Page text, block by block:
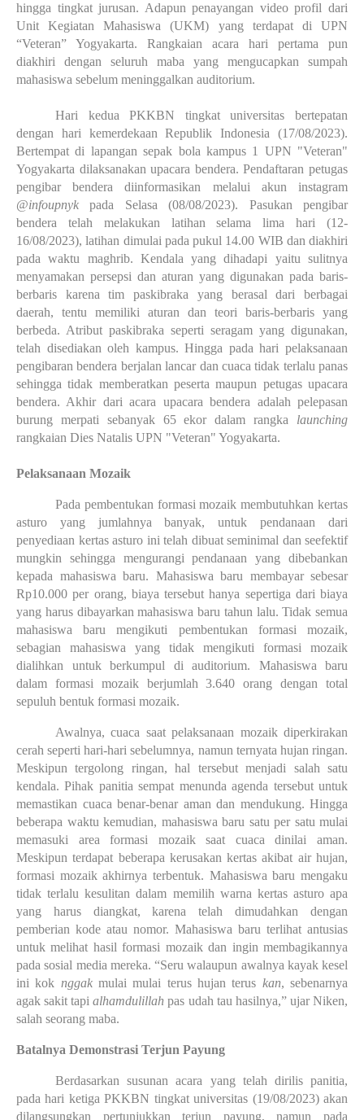
hingga tingkat jurusan. Adapun penayangan video profil dari
Unit Kegiatan Mahasiswa (UKM) yang terdapat di UPN
“Veteran” Yogyakarta. Rangkaian acara hari pertama pun
diakhiri dengan seluruh maba yang mengucapkan sumpah
mahasiswa sebelum meninggalkan auditorium.
Hari kedua PKKBN tingkat universitas bertepatan
dengan hari kemerdekaan Republik Indonesia (17/08/2023).
Bertempat di lapangan sepak bola kampus 1 UPN "Veteran"
Yogyakarta dilaksanakan upacara bendera. Pendaftaran petugas
pengibar bendera diinformasikan melalui akun instagram
@infoupnyk pada Selasa (08/08/2023). Pasukan pengibar
bendera telah melakukan latihan selama lima hari (12-
16/08/2023), latihan dimulai pada pukul 14.00 WIB dan diakhiri
pada waktu maghrib. Kendala yang dihadapi yaitu sulitnya
menyamakan persepsi dan aturan yang digunakan pada baris-
berbaris karena tim paskibraka yang berasal dari berbagai
daerah, tentu memiliki aturan dan teori baris-berbaris yang
berbeda. Atribut paskibraka seperti seragam yang digunakan,
telah disediakan oleh kampus. Hingga pada hari pelaksanaan
pengibaran bendera berjalan lancar dan cuaca tidak terlalu panas
sehingga tidak memberatkan peserta maupun petugas upacara
bendera. Akhir dari acara upacara bendera adalah pelepasan
burung merpati sebanyak 65 ekor dalam rangka launching
rangkaian Dies Natalis UPN "Veteran" Yogyakarta.
Pelaksanaan Mozaik
Pada pembentukan formasi mozaik membutuhkan kertas
asturo yang jumlahnya banyak, untuk pendanaan dari
penyediaan kertas asturo ini telah dibuat seminimal dan seefektif
mungkin sehingga mengurangi pendanaan yang dibebankan
kepada mahasiswa baru. Mahasiswa baru membayar sebesar
Rp10.000 per orang, biaya tersebut hanya sepertiga dari biaya
yang harus dibayarkan mahasiswa baru tahun lalu. Tidak semua
mahasiswa baru mengikuti pembentukan formasi mozaik,
sebagian mahasiswa yang tidak mengikuti formasi mozaik
dialihkan untuk berkumpul di auditorium. Mahasiswa baru
dalam formasi mozaik berjumlah 3.640 orang dengan total
sepuluh bentuk formasi mozaik.
Awalnya, cuaca saat pelaksanaan mozaik diperkirakan
cerah seperti hari-hari sebelumnya, namun ternyata hujan ringan.
Meskipun tergolong ringan, hal tersebut menjadi salah satu
kendala. Pihak panitia sempat menunda agenda tersebut untuk
memastikan cuaca benar-benar aman dan mendukung. Hingga
beberapa waktu kemudian, mahasiswa baru satu per satu mulai
memasuki area formasi mozaik saat cuaca dinilai aman.
Meskipun terdapat beberapa kerusakan kertas akibat air hujan,
formasi mozaik akhirnya terbentuk. Mahasiswa baru mengaku
tidak terlalu kesulitan dalam memilih warna kertas asturo apa
yang harus diangkat, karena telah dimudahkan dengan
pemberian kode atau nomor. Mahasiswa baru terlihat antusias
untuk melihat hasil formasi mozaik dan ingin membagikannya
pada sosial media mereka. “Seru walaupun awalnya kayak kesel
ini kok nggak mulai mulai terus hujan terus kan, sebenarnya
agak sakit tapi alhamdulillah pas udah tau hasilnya,” ujar Niken,
salah seorang maba.
Batalnya Demonstrasi Terjun Payung
Berdasarkan susunan acara yang telah dirilis panitia,
pada hari ketiga PKKBN tingkat universitas (19/08/2023) akan
dilangsungkan pertunjukkan terjun payung, namun pada